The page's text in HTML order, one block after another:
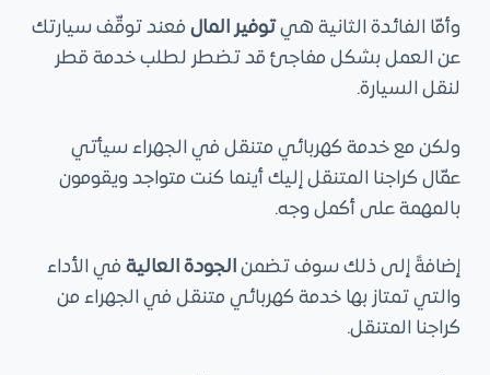
وأمّا الفائدة الثانية هي توفير المالفعند توقّف سيارتك
عن العمل بشكل مفاجئ قد تضطر لطلب خدمة قطر
لنقل السيارة.
ولكن مع خدمة كهربائي متنقل في الجهراء سيأتي
عمّال كراجنا المتنقل إليك أينما كنت متواجد ويقومون
بالمهمة على أكمل وجه.
إضافةً إلى ذلك سوف تضمن الجودة العاليةفي الأداء
والتي تمتاز بها خدمة كهربائي متنقل في الجهراء من
كراجنا المتنقل.